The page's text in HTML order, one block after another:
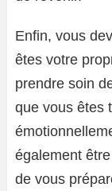
Enfin, vous
êtes votre
prendre soin
que vous êtes
également
de vous